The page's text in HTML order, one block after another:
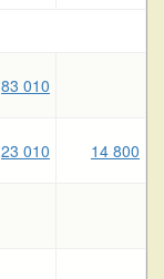
83 010
23 010 14 800